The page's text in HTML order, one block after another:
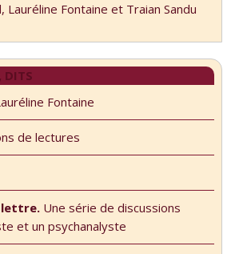
Lauréline Fontaine et Traian Sandu
DITS
Fontaine
de lectures
lettre. Une série de discussions
et un psychanalyste